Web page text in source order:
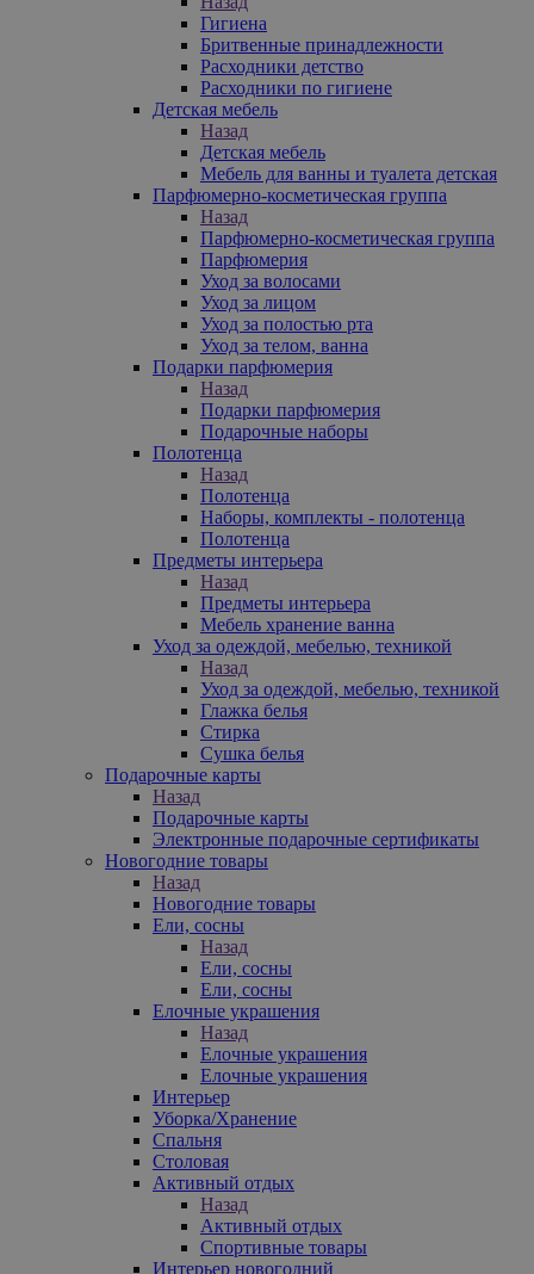
Гигиена
Бритвенные принадлежности
Расходники детство
Расходники по гигиене
Детская мебель
Назад
Детская мебель
Мебель для ванны и туалета детская
Парфюмерно-косметическая группа
Назад
Парфюмерно-косметическая группа
Парфюмерия
Уход за волосами
Уход за лицом
Уход за полостью рта
Уход за телом, ванна
Подарки парфюмерия
Назад
Подарки парфюмерия
Подарочные наборы
Полотенца
Назад
Полотенца
Наборы, комплекты - полотенца
Полотенца
Предметы интерьера
Назад
Предметы интерьера
Мебель хранение ванна
Уход за одеждой, мебелью, техникой
Назад
Уход за одеждой, мебелью, техникой
Глажка белья
Стирка
Сушка белья
Подарочные карты
Назад
Подарочные карты
Электронные подарочные сертификаты
Новогодние товары
Назад
Новогодние товары
Ели, сосны
Назад
Ели, сосны
Ели, сосны
Елочные украшения
Назад
Елочные украшения
Елочные украшения
Интерьер
Уборка/Хранение
Спальня
Столовая
Активный отдых
Назад
Активный отдых
Спортивные товары
Интерьер новогодний